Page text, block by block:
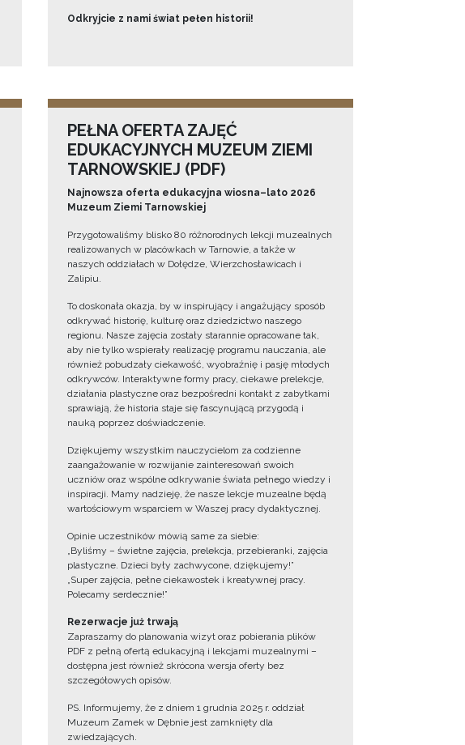
Odkryjcie z nami świat pełen historii!
PEŁNA OFERTA ZAJĘĆ
EDUKACYJNYCH MUZEUM ZIEMI
TARNOWSKIEJ (PDF)
Najnowsza oferta edukacyjna wiosna–lato 2026
Muzeum Ziemi Tarnowskiej
Przygotowaliśmy blisko 80 różnorodnych lekcji muzealnych
realizowanych w placówkach w Tarnowie, a także w
naszych oddziałach w Dołędze, Wierzchosławicach i
Zalipiu.
To doskonała okazja, by w inspirujący i angażujący sposób
odkrywać historię, kulturę oraz dziedzictwo naszego
regionu. Nasze zajęcia zostały starannie opracowane tak,
aby nie tylko wspierały realizację programu nauczania, ale
również pobudzały ciekawość, wyobraźnię i pasję młodych
odkrywców. Interaktywne formy pracy, ciekawe prelekcje,
działania plastyczne oraz bezpośredni kontakt z zabytkami
sprawiają, że historia staje się fascynującą przygodą i
nauką poprzez doświadczenie.
Dziękujemy wszystkim nauczycielom za codzienne
zaangażowanie w rozwijanie zainteresowań swoich
uczniów oraz wspólne odkrywanie świata pełnego wiedzy i
inspiracji. Mamy nadzieję, że nasze lekcje muzealne będą
wartościowym wsparciem w Waszej pracy dydaktycznej.
Opinie uczestników mówią same za siebie:
„Byliśmy – świetne zajęcia, prelekcja, przebieranki, zajęcia
plastyczne. Dzieci były zachwycone, dziękujemy!”
„Super zajęcia, pełne ciekawostek i kreatywnej pracy.
Polecamy serdecznie!”
Rezerwacje już trwają
Zapraszamy do planowania wizyt oraz pobierania plików
PDF z pełną ofertą edukacyjną i lekcjami muzealnymi –
dostępna jest również skrócona wersja oferty bez
szczegółowych opisów.
PS. Informujemy, że z dniem 1 grudnia 2025 r. oddział
Muzeum Zamek w Dębnie jest zamknięty dla
zwiedzających.